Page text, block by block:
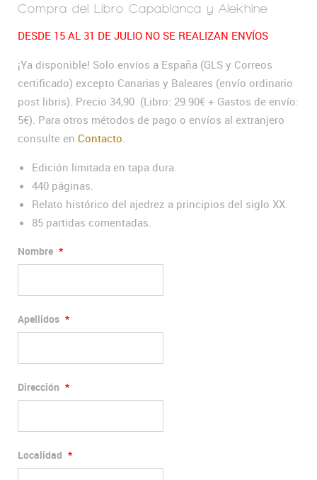
Compra del Libro Capablanca y Alekhine
DESDE 15 AL 31 DE JULIO NO SE REALIZAN ENVÍOS
¡Ya disponible! Solo envíos a España (GLS y Correos
certificado) excepto Canarias y Baleares (envío ordinario
post libris). Precio 34,90 (Libro: 29.90€ + Gastos de envío:
5€). Para otros métodos de pago o envíos al extranjero
consulte en Contacto
Edición limitada en tapa dura.
440 páginas.
Relato histórico del ajedrez a principios del siglo XX.
85 partidas comentadas.
Nombre *
Apellidos *
Dirección *
Localidad *